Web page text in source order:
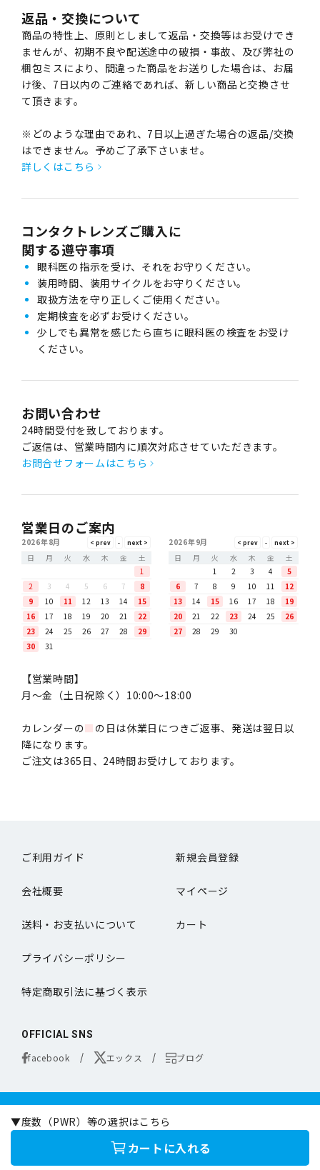
▼度数（PWR）等の選択はこちら
カートに入れる
返品・交換について
商品の特性上、原則としまして返品・交換等はお受けでき
ませんが、初期不良や配送途中の破損・事故、及び弊社の
梱包ミスにより、間違った商品をお送りした場合は、お届
け後、7日以内のご連絡であれば、新しい商品と交換させ
て頂きます。
※どのような理由であれ、7日以上過ぎた場合の返品/交換
はできません。予めご了承下さいませ。
詳しくはこちら
コンタクトレンズご購入に
関する遵守事項
眼科医の指示を受け、それをお守りください。
装用時間、装用サイクルをお守りください。
取扱方法を守り正しくご使用ください。
定期検査を必ずお受けください。
少しでも異常を感じたら直ちに眼科医の検査をお受け
ください。
お問い合わせ
24時間受付を致しております。
ご返信は、営業時間内に順次対応させていただきます。
お問合せフォームはこちら
営業日のご案内
2026年8月
日
月 火 水 木 金
土
1
2
3 4 5 6 7
8
9
10 11 12 13 14
15
16
17 18 19 20 21
22
23
24 25 26 27 28
29
30
31
2026年9月
日
月 火 水 木 金
土
1
2 3 4
5
6
7 8 9 10 11
12
13
14 15 16 17 18
19
20
21 22 23 24 25
26
27
28 29 30
【営業時間】
月〜金（土日祝除く）10:00～18:00
カレンダーの■ の日は休業日につきご返事、発送は翌日以
降になります。
ご注文は365日、24時間お受けしております。
ご利用ガイド 新規会員登録
会社概要 マイページ
送料・お支払いについて カート
プライバシーポリシー
特定商取引法に基づく表示
OFFICIAL SNS
facebook エックス ブログ
お買い求めの際は必ず医師の処方に基づきお選びください。
©online-contact.